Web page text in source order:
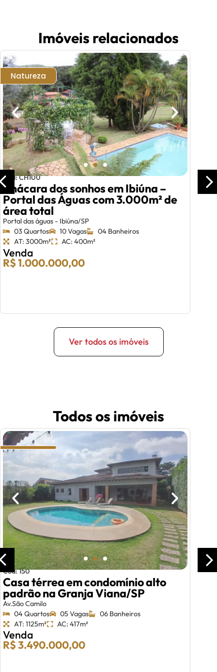
Imóveis relacionados
Natureza
Cód: CH100
Chácara dos sonhos em Ibiúna –
Portal das Águas com 3.000m² de
área total
Portal das águas - Ibiúna/SP
03 Quartos
10 Vagas
04 Banheiros
AT: 3000m²
AC: 400m²
Venda
R$ 1.000.000,00
Ver todos os imóveis
Todos os imóveis
Cód: 150
Casa térrea em condomínio alto
padrão na Granja Viana/SP
Av.São Camilo
04 Quartos
05 Vagas
06 Banheiros
AT: 1125m²
AC: 417m²
Venda
R$ 3.490.000,00